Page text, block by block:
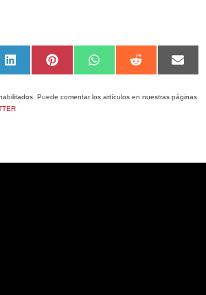
Compartir
en
LinkedIn
Compartir
en
Pinterest
Compartir
en
WhatsApp
Compartir
en
Reddit
en
Puede comentar los artículos en nuestras páginas